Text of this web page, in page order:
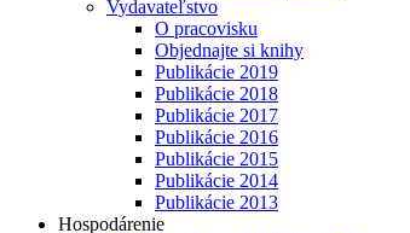
Vydavateľstvo
O pracovisku
Objednajte si knihy
Publikácie 2019
Publikácie 2018
Publikácie 2017
Publikácie 2016
Publikácie 2015
Publikácie 2014
Publikácie 2013
Hospodárenie